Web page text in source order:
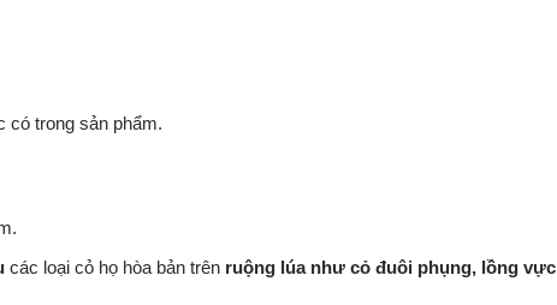
có trong sản phẩm.
các loại cỏ họ hòa bản trên ruộng lúa như cỏ đuôi phụng, lồng vực